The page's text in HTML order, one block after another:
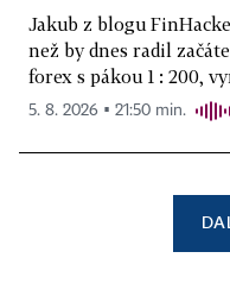
Jakub z blogu
než by dnes radil
forex s pákou 1 : 200,
5. 8. 2026 ▪ 21:50 min.